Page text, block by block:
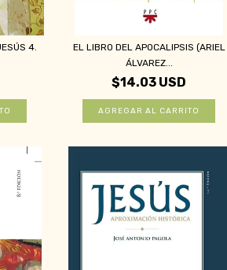
4.
EL LIBRO DEL APOCALIPSIS (ARIEL
ÁLVAREZ...
$14.03 USD